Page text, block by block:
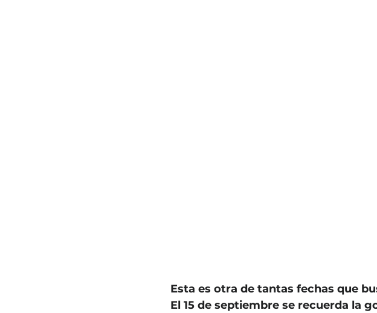
Esta es otra de tantas fechas que
El 15 de septiembre se recuerda la